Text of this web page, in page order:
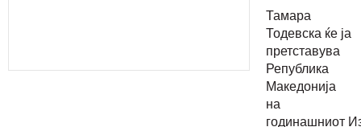
Тамара ќе
настапи
на
Евровизија
Тамара
Тодевска ќе ја
претставува
Република
Македонија
на
годинашниот